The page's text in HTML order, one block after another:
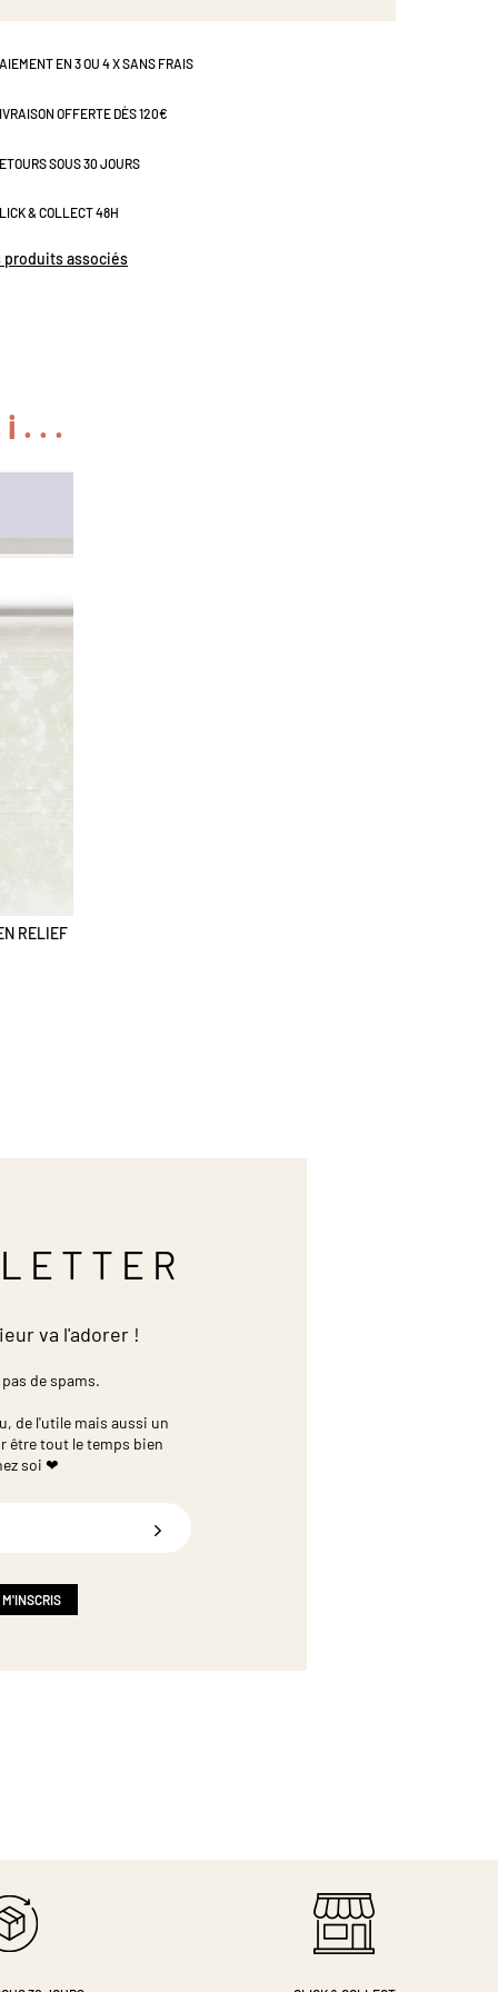
EN 3 OU 4 X SANS FRAIS
OFFERTE DÈS 120€
SOUS 30 JOURS
& COLLECT 48H
produits associés
RELIEF
va l'adorer !
de spams.
de l'utile mais aussi un
être tout le temps bien
soi ❤